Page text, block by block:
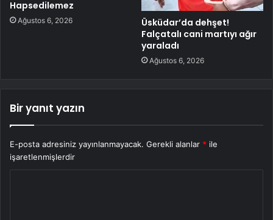
Hapsedilemez
Ağustos 6, 2026
Üsküdar’da dehşet!
Falçatalı cani martıyı ağır
yaraladı
Ağustos 6, 2026
Bir yanıt yazın
E-posta adresiniz yayınlanmayacak. Gerekli alanlar * ile
işaretlenmişlerdir